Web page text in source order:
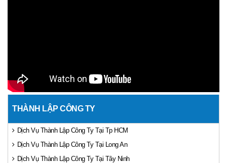
THÀNH LẬP CÔNG TY
Dịch Vụ Thành Lập Công Ty Tại Tp HCM
Dịch Vụ Thành Lập Công Ty Tại Long An
Dịch Vụ Thành Lập Công Ty Tại Tây Ninh